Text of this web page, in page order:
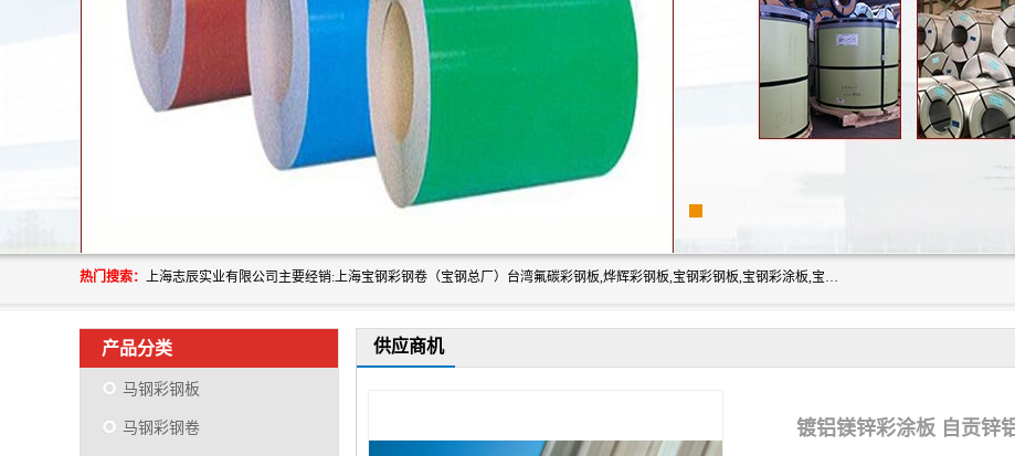
热门搜索： 上海志辰实业有限公司主要经销:上海宝钢彩钢卷（宝钢总厂）台湾氟碳彩钢板,烨辉彩钢板,宝钢彩钢板,宝钢彩涂板,宝钢彩钢卷,马钢彩钢板,马钢彩钢卷,镀铝锌钢板,PVDF彩钢板,台湾烨辉彩钢板,高耐候彩钢板,硅改性彩钢板,规格齐全。
产品分类
马钢彩钢板
马钢彩钢卷
供应商机
镀铝镁锌彩涂板 自贡锌